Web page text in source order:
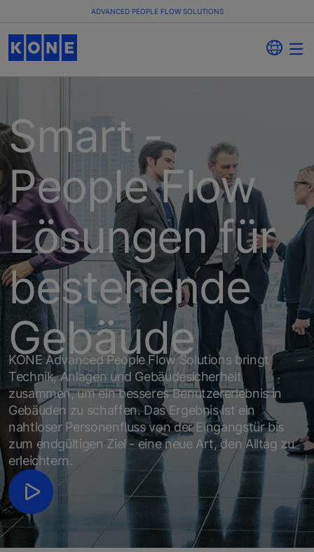
ADVANCED PEOPLE FLOW SOLUTIONS
Smart -
People Flow
Lösungen für
bestehende
Gebäude
KONE Advanced People Flow Solutions bringt
Technik, Anlagen und Gebäudesicherheit
zusammen, um ein besseres Benutzererlebnis in
Gebäuden zu schaffen. Das Ergebnis ist ein
nahtloser Personenfluss von der Eingangstür bis
zum endgültigen Ziel - eine neue Art, den Alltag zu
erleichtern.